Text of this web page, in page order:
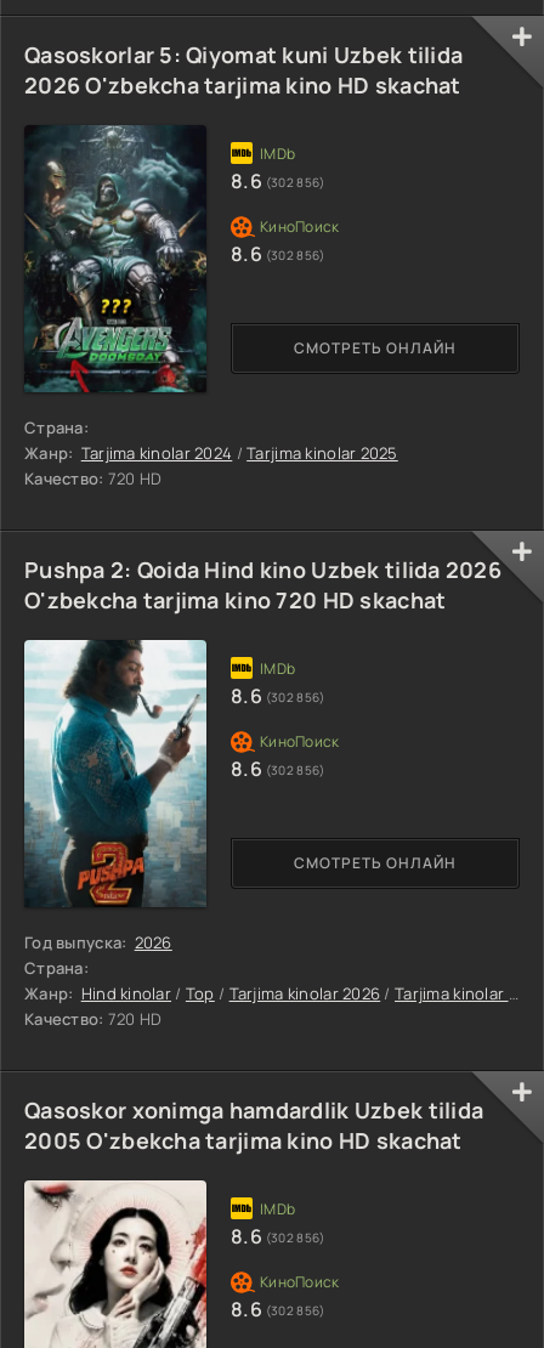
Qasoskorlar 5: Qiyomat kuni Uzbek tilida
2026 O'zbekcha tarjima kino HD skachat
Страна:
Жанр: Tarjima kinolar 2024 /Tarjima kinolar 2025
Качество: 720 HD
СМОТРЕТЬ ОНЛАЙН
8.6 (302 856)
8.6 (302 856)
Pushpa 2: Qoida Hind kino Uzbek tilida 2026
O'zbekcha tarjima kino 720 HD skachat
Год выпуска: 2026
Страна:
Жанр: Hind kinolar / Top / Tarjima kinolar 2026 /Tarjima kinolar 2025
Качество: 720 HD
СМОТРЕТЬ ОНЛАЙН
8.6 (302 856)
8.6 (302 856)
Qasoskor xonimga hamdardlik Uzbek tilida
2005 O'zbekcha tarjima kino HD skachat
8.6 (302 856)
8.6 (302 856)